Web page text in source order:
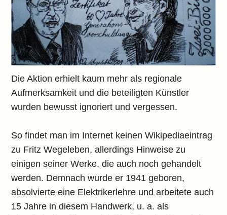
Die Aktion erhielt kaum mehr als regionale
Aufmerksamkeit und die beteiligten Künstler
wurden bewusst ignoriert und vergessen.
So findet man im Internet keinen Wikipediaeintrag
zu Fritz Wegeleben, allerdings Hinweise zu
einigen seiner Werke, die auch noch gehandelt
werden. Demnach wurde er 1941 geboren,
absolvierte eine Elektrikerlehre und arbeitete auch
15 Jahre in diesem Handwerk, u. a. als